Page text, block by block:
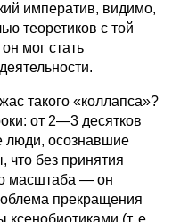
императив, видимо,
теоретиков с той
мог стать
такого «коллапса»?
от 2—3 десятков
люди, осознавшие
что без принятия
масштаба — он
прекращения